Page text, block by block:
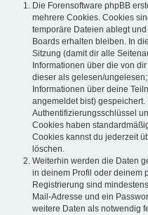
Die Forensoftware phpBB
mehrere Cookies. Cookies
temporäre Dateien ablegt
Boards erhalten bleiben. In
Sitzung (damit dir alle
Informationen über die von
dieser als gelesen/
Informationen über deine
angemeldet bist)
Authentifizierungsschlüssel
Cookies haben
Cookies kannst du jederzeit
löschen.
Weiterhin werden die Daten
in deinem Profil oder deinem
Registrierung sind
Mail-Adresse und ein
weitere Daten als notwendig